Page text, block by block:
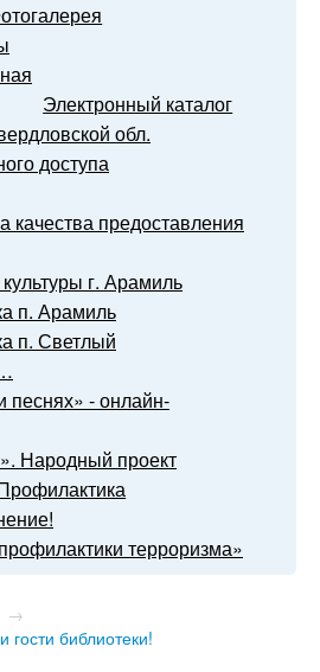
Электронный каталог
обл.
доступа
качества предоставления
г. Арамиль
п. Арамиль
п. Светлый
песнях» - онлайн-
Народный проект
терроризма»
→
библиотеки!